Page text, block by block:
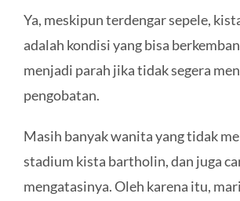
Ya, meskipun terdengar sepele,
adalah kondisi yang bisa
menjadi parah jika tidak segera
pengobatan.
Masih banyak wanita yang tidak
stadium kista bartholin, dan juga
mengatasinya. Oleh karena itu,